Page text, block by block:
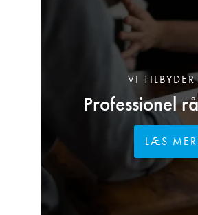
Professionel
VI
LÆS